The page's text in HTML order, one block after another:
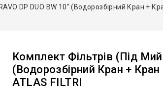
DP DUO BW 10″ (водорозбірний Кран +
Комплект Фільтрів (під
(водорозбірний Кран +
ATLAS FILTRI